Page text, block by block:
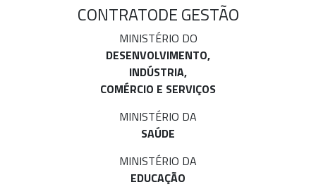
CONTRATODE GESTÃO
MINISTÉRIO DO
DESENVOLVIMENTO,
INDÚSTRIA,
COMÉRCIO E SERVIÇOS
MINISTÉRIO DA
SAÚDE
MINISTÉRIO DA
EDUCAÇÃO